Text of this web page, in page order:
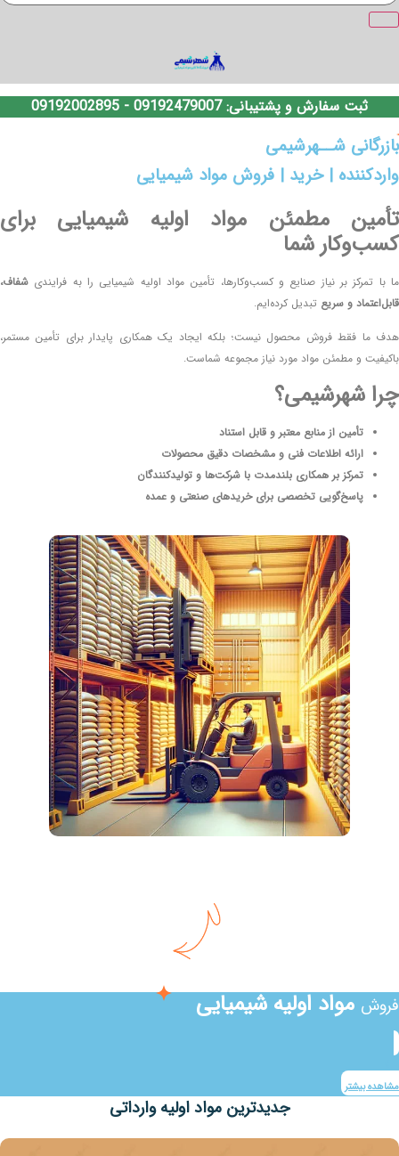
ثبت سفارش و پشتیبانی:09192479007
-
09192002895
بازرگانی شــهرشیمی
واردکننده | خرید | فروش مواد شیمیایی
تأمین مطمئن مواد اولیه شیمیایی برای
کسب‌وکار شما
ما با تمرکز بر نیاز صنایع و کسب‌وکارها، تأمین مواد اولیه شیمیایی را به فرایندی شفاف،
قابل‌اعتماد و سریع تبدیل کرده‌ایم.
هدف ما فقط فروش محصول نیست؛ بلکه ایجاد یک همکاری پایدار برای تأمین مستمر،
باکیفیت و مطمئن مواد مورد نیاز مجموعه شماست.
چرا شهرشیمی؟
تأمین از منابع معتبر و قابل استناد
ارائه اطلاعات فنی و مشخصات دقیق محصولات
تمرکز بر همکاری بلندمدت با شرکت‌ها و تولیدکنندگان
پاسخ‌گویی تخصصی برای خریدهای صنعتی و عمده
فروش مواد اولیه شیمیایی
مشاهده بیشتر
جدیدترین مواد اولیه وارداتی